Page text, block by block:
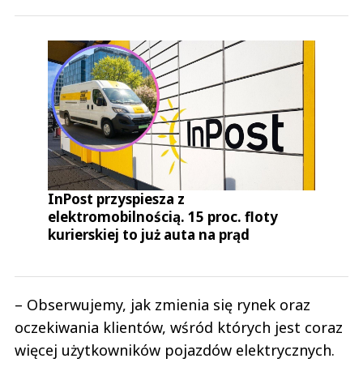
InPost przyspiesza z
elektromobilnością. 15 proc. floty
kurierskiej to już auta na prąd
– Obserwujemy, jak zmienia się rynek oraz
oczekiwania klientów, wśród których jest coraz
więcej użytkowników pojazdów elektrycznych.